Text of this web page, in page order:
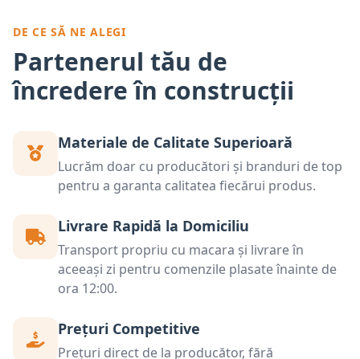
DE CE SĂ NE ALEGI
Partenerul tău de
încredere în construcții
Materiale de Calitate Superioară
Lucrăm doar cu producători și branduri de top
pentru a garanta calitatea fiecărui produs.
Livrare Rapidă la Domiciliu
Transport propriu cu macara și livrare în
aceeași zi pentru comenzile plasate înainte de
ora 12:00.
Prețuri Competitive
Prețuri direct de la producător, fără